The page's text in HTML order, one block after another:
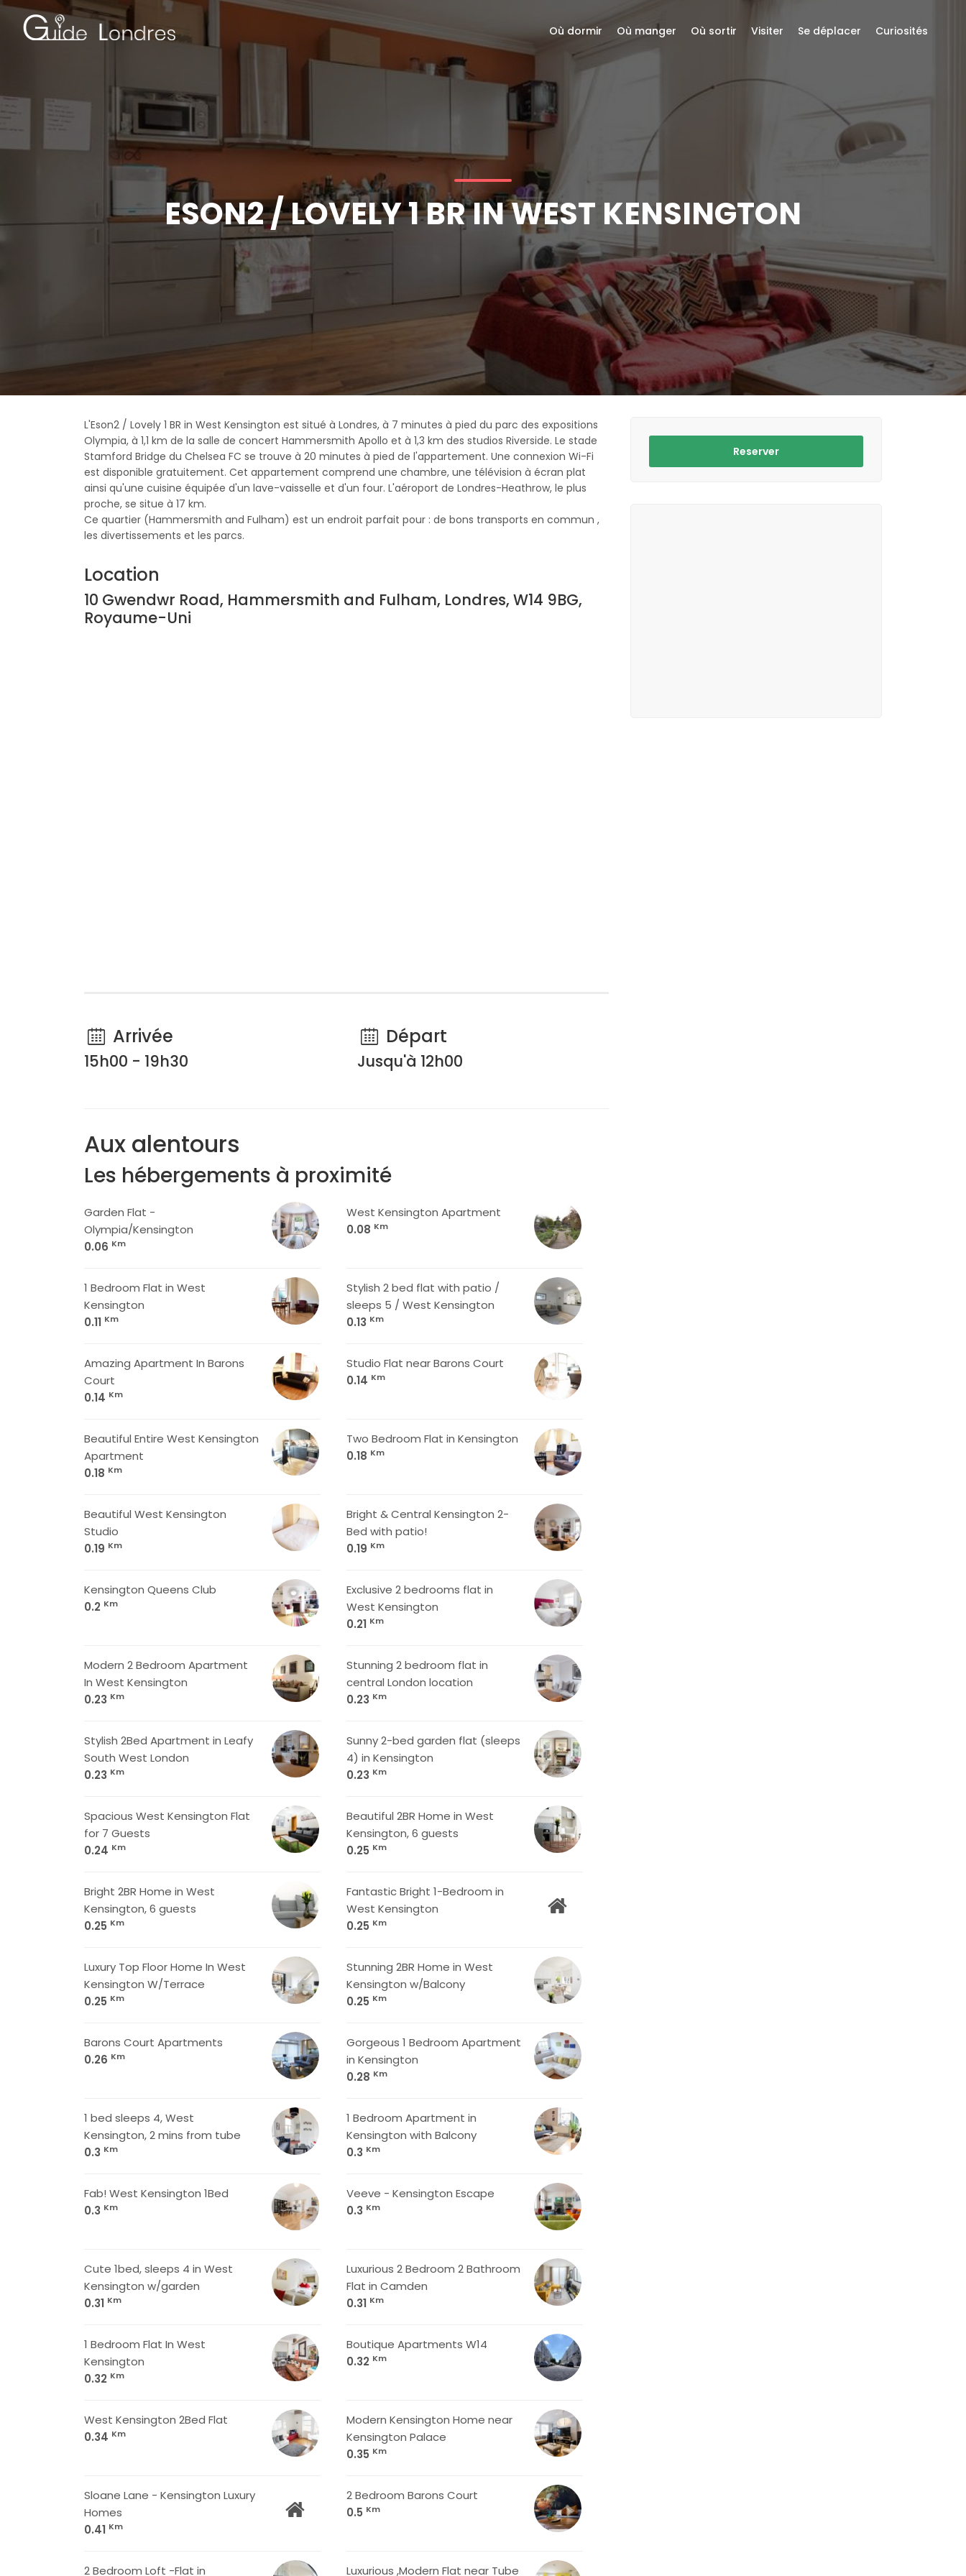
ESON2 / LOVELY 1 BR IN WEST KENSINGTON
L'Eson2 / Lovely 1 BR in West Kensington est situé à Londres, à 7 minutes à pied du parc des expositions
Olympia, à 1,1 km de la salle de concert Hammersmith Apollo et à 1,3 km des studios Riverside. Le stade
Stamford Bridge du Chelsea FC se trouve à 20 minutes à pied de l'appartement. Une connexion Wi-Fi
est disponible gratuitement. Cet appartement comprend une chambre, une télévision à écran plat
ainsi qu'une cuisine équipée d'un lave-vaisselle et d'un four. L'aéroport de Londres-Heathrow, le plus
proche, se situe à 17 km.
Ce quartier (Hammersmith and Fulham) est un endroit parfait pour : de bons transports en commun ,
les divertissements et les parcs.
Location
10 Gwendwr Road, Hammersmith and Fulham, Londres, W14 9BG,
Royaume-Uni
Arrivée
15h00 - 19h30
Départ
Jusqu'à 12h00
Aux alentours
Les hébergements à proximité
Garden Flat -
Olympia/Kensington
0.06 Km
West Kensington Apartment
0.08 Km
1 Bedroom Flat in West
Kensington
0.11 Km
Stylish 2 bed flat with patio /
sleeps 5 / West Kensington
0.13 Km
Amazing Apartment In Barons
Court
0.14 Km
Studio Flat near Barons Court
0.14 Km
Beautiful Entire West Kensington
Apartment
0.18 Km
Two Bedroom Flat in Kensington
0.18 Km
Beautiful West Kensington
Studio
0.19 Km
Bright & Central Kensington 2-
Bed with patio!
0.19 Km
Kensington Queens Club
0.2 Km
Exclusive 2 bedrooms flat in
West Kensington
0.21 Km
Modern 2 Bedroom Apartment
In West Kensington
0.23 Km
Stunning 2 bedroom flat in
central London location
0.23 Km
Stylish 2Bed Apartment in Leafy
South West London
0.23 Km
Sunny 2-bed garden flat (sleeps
4) in Kensington
0.23 Km
Spacious West Kensington Flat
for 7 Guests
0.24 Km
Beautiful 2BR Home in West
Kensington, 6 guests
0.25 Km
Bright 2BR Home in West
Kensington, 6 guests
0.25 Km
Fantastic Bright 1-Bedroom in
West Kensington
0.25 Km
Luxury Top Floor Home In West
Kensington W/Terrace
0.25 Km
Stunning 2BR Home in West
Kensington w/Balcony
0.25 Km
Barons Court Apartments
0.26 Km
Gorgeous 1 Bedroom Apartment
in Kensington
0.28 Km
1 bed sleeps 4, West
Kensington, 2 mins from tube
0.3 Km
1 Bedroom Apartment in
Kensington with Balcony
0.3 Km
Fab! West Kensington 1Bed
0.3 Km
Veeve - Kensington Escape
0.3 Km
Cute 1bed, sleeps 4 in West
Kensington w/garden
0.31 Km
Luxurious 2 Bedroom 2 Bathroom
Flat in Camden
0.31 Km
1 Bedroom Flat In West
Kensington
0.32 Km
Boutique Apartments W14
0.32 Km
West Kensington 2Bed Flat
0.34 Km
Modern Kensington Home near
Kensington Palace
0.35 Km
Sloane Lane - Kensington Luxury
Homes
0.41 Km
2 Bedroom Barons Court
0.5 Km
2 Bedroom Loft -Flat in Luxurious ,Modern Flat near Tube
Reserver
Où dormir Où manger Où sortir Visiter Se déplacer Curiosités